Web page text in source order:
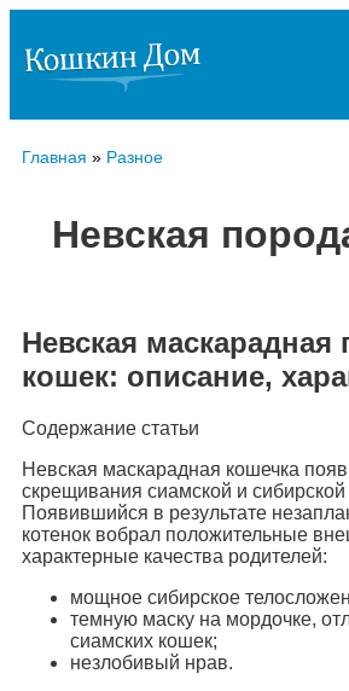
Главная » Разное
Невская
Невская маскарадная
кошек: описание,
Содержание статьи
Невская маскарадная кошечка
скрещивания сиамской и
Появившийся в результате
котенок вобрал положительные
характерные качества родителей:
мощное сибирское
темную маску на мордочке,
сиамских кошек;
незлобивый нрав.